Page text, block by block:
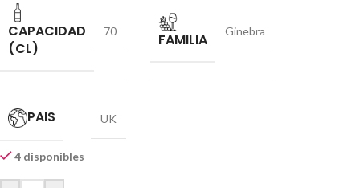
CAPACIDAD
(CL)
70 FAMILIA Ginebra
PAIS UK
4 disponibles